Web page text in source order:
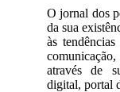
O jornal dos
da sua
às
através de
digital, portal